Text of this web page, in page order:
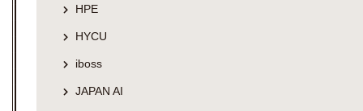
HPE
HYCU
iboss
JAPAN AI